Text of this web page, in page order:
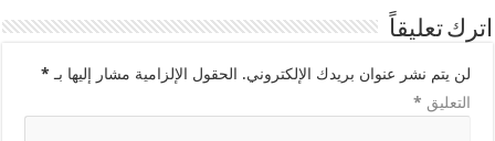
اترك تعليقاً
لن يتم نشر عنوان بريدك الإلكتروني. الحقول الإلزامية مشار إليها بـ *
التعليق *